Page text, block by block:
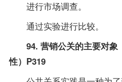
进行市场调查。
通过实验进行比较。
94. 营销公关的主要对
性）P319